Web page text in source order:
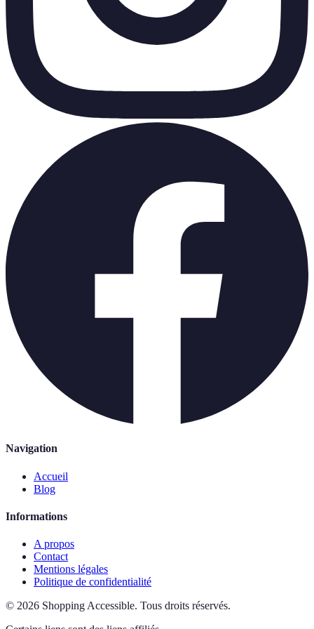
Navigation
Accueil
Blog
Informations
A propos
Contact
Mentions légales
Politique de confidentialité
© 2026 Shopping Accessible. Tous droits réservés.